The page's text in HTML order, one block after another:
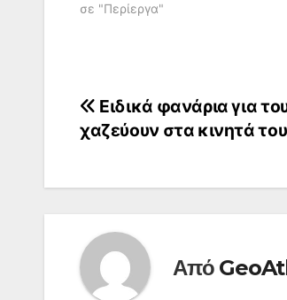
σε "Περίεργα"
Πλοήγηση
άρθρων
Ειδικά φανάρια για
χαζεύουν στα κινητά
Από